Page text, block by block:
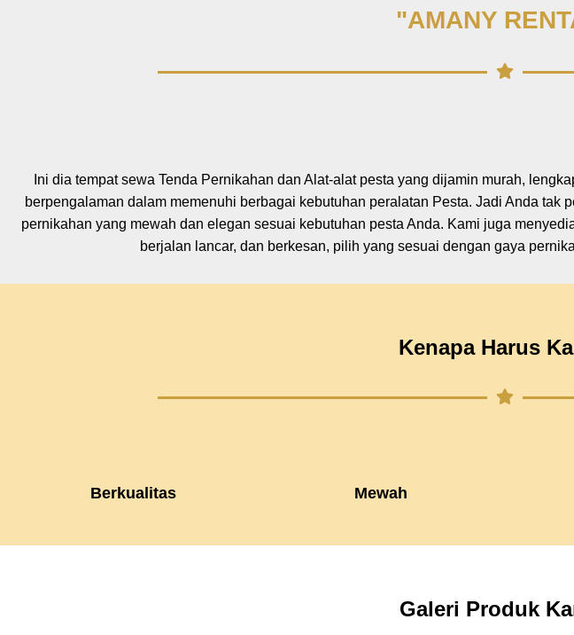
"AMANY
Ini dia tempat sewa Tenda Pernikahan dan Alat-alat pesta yang dijamin murah,
berpengalaman dalam memenuhi berbagai kebutuhan peralatan Pesta. Jadi Anda tak
pernikahan yang mewah dan elegan sesuai kebutuhan pesta Anda. Kami juga
berjalan lancar, dan berkesan, pilih yang sesuai dengan gaya
Kenapa Harus
Berkualitas Mewah
Galeri Produk